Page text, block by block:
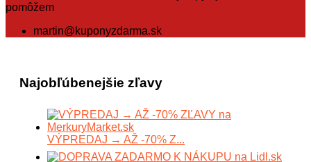
pomôžem
martin@kuponyzdarma.sk
Najobľúbenejšie zľavy
VÝPREDAJ → AŽ -70% Z...